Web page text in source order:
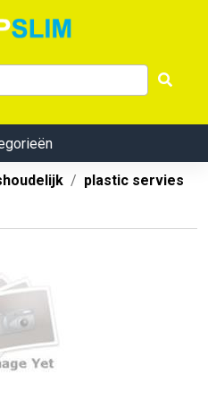
plastic servies